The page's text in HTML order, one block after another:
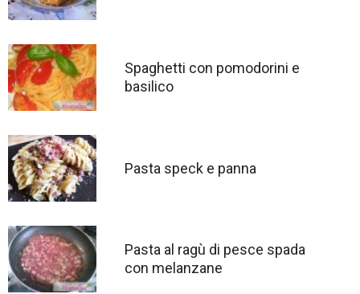
Spaghetti con pomodorini e
basilico
Pasta speck e panna
Pasta al ragù di pesce spada
con melanzane